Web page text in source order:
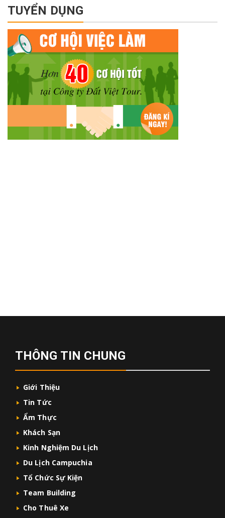
TUYỂN DỤNG
THÔNG TIN CHUNG
Giới Thiệu
Tin Tức
Ẩm Thực
Khách Sạn
Kinh Nghiệm Du Lịch
Du Lịch Campuchia
Tổ Chức Sự Kiện
Team Building
Cho Thuê Xe